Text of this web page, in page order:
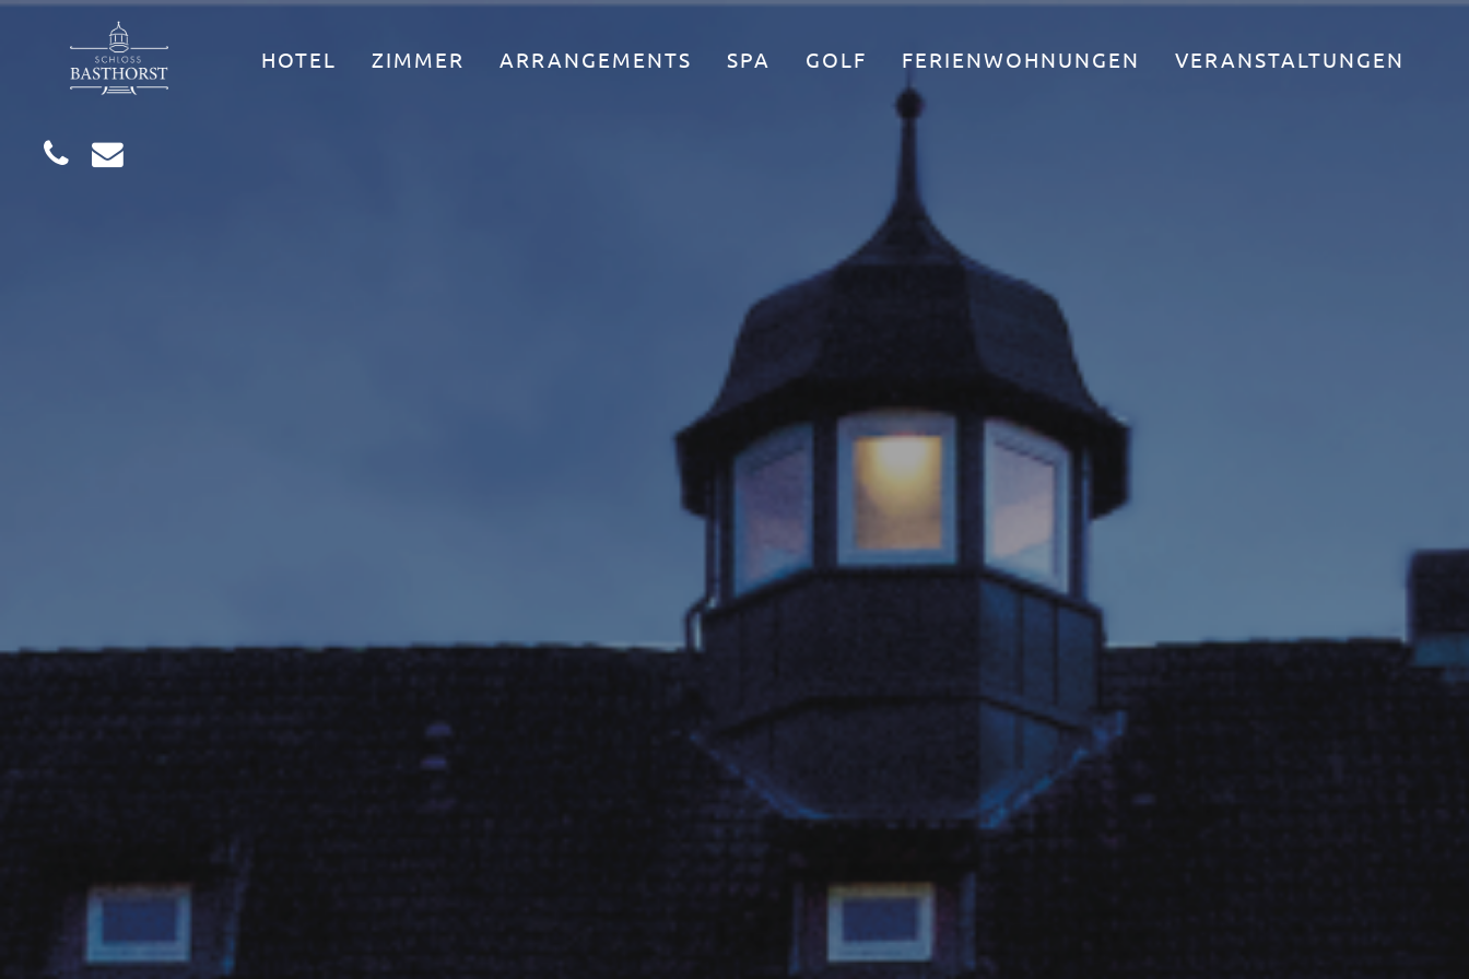
HOTEL ZIMMER ARRANGEMENTS SPA GOLF FERIENWOHNUNGEN VERANSTALTUNGEN